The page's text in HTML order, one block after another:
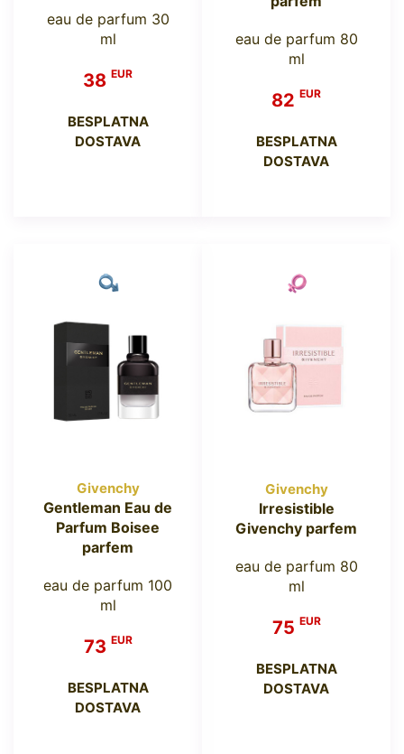
eau de parfum 30
ml
38 EUR
BESPLATNA
DOSTAVA
eau de parfum 80
ml
82 EUR
BESPLATNA
DOSTAVA
Givenchy
Gentleman Eau de
Parfum Boisee
parfem
eau de parfum 100
ml
73 EUR
BESPLATNA
DOSTAVA
Givenchy
Irresistible
Givenchy parfem
eau de parfum 80
ml
75 EUR
BESPLATNA
DOSTAVA